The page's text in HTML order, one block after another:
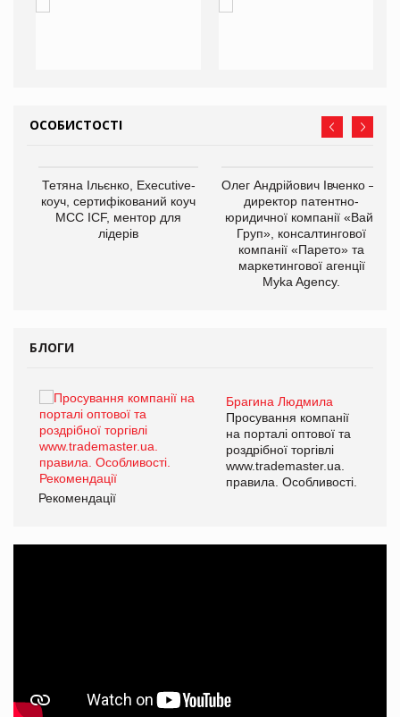
ОСОБИСТОСТІ
Тетяна Ільєнко, Executive-
коуч, сертифікований коуч
МСС ICF, ментор для
лідерів
Олег Андрійович Івченко —
директор патентно-
юридичної компанії «Вайз
Груп», консалтингової
компанії «Парето» та
маркетингової агенції
Myka Agency.
БЛОГИ
Брагина Людмила
Просування компанії
на порталі оптової та
роздрібної торгівлі
www.trademaster.ua.
правила. Особливості.
Рекомендації